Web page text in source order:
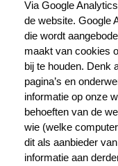
Via Google
de website. Google
die wordt
maakt van cookies
bij te houden. Denk
pagina’s en
informatie op onze
behoeften van de
wie (welke
dit als aanbieder
informatie aan